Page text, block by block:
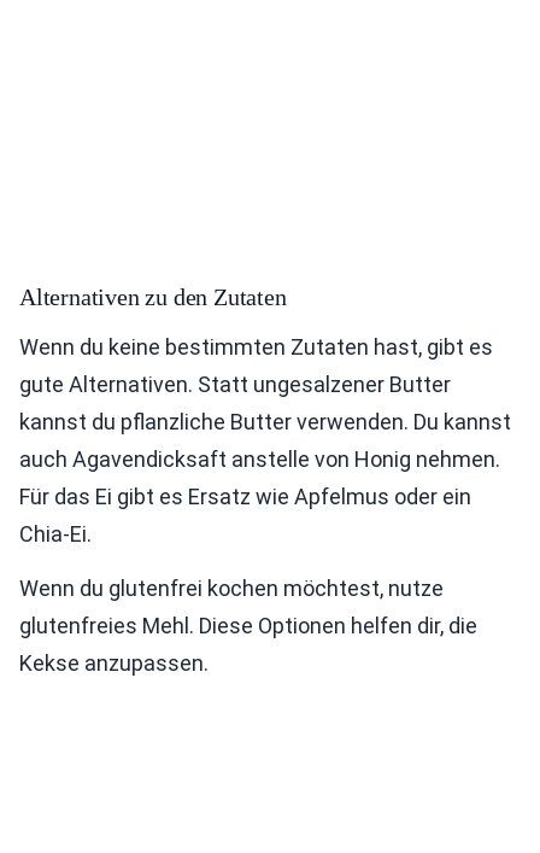
Alternativen zu den Zutaten
Wenn du keine bestimmten Zutaten hast, gibt es
gute Alternativen. Statt ungesalzener Butter
kannst du pflanzliche Butter verwenden. Du kannst
auch Agavendicksaft anstelle von Honig nehmen.
Für das Ei gibt es Ersatz wie Apfelmus oder ein
Chia-Ei.
Wenn du glutenfrei kochen möchtest, nutze
glutenfreies Mehl. Diese Optionen helfen dir, die
Kekse anzupassen.